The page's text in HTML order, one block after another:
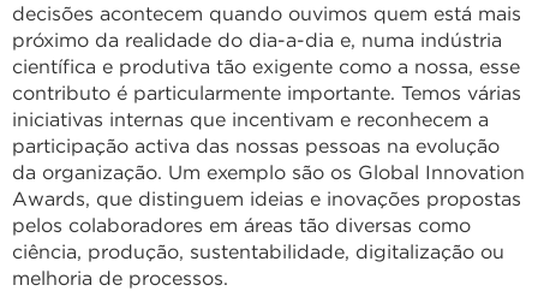
decisões acontecem quando ouvimos quem está mais
próximo da realidade do dia-a-dia e, numa indústria
científica e produtiva tão exigente como a nossa, esse
contributo é particularmente importante. Temos várias
iniciativas internas que incentivam e reconhecem a
participação activa das nossas pessoas na evolução
da organização. Um exemplo são os Global Innovation
Awards, que distinguem ideias e inovações propostas
pelos colaboradores em áreas tão diversas como
ciência, produção, sustentabilidade, digitalização ou
melhoria de processos.